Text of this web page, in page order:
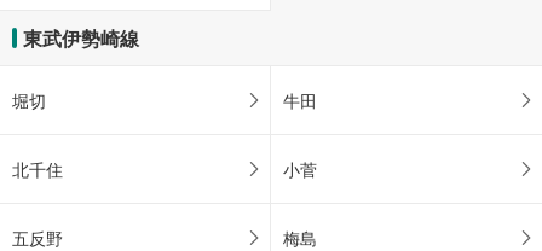
東武伊勢崎線
堀切 牛田
北千住 小菅
五反野 梅島